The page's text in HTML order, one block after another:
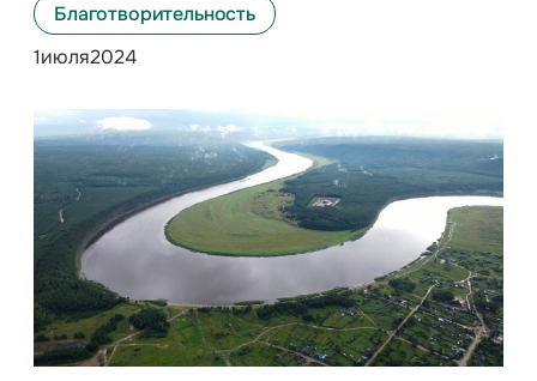
Благотворительность
1июля2024